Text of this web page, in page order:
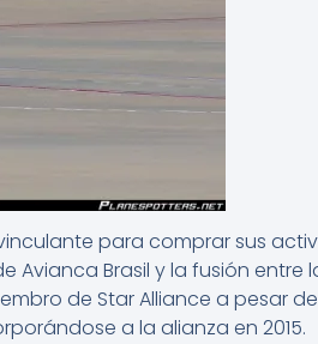
para comprar sus
Avianca Brasil y la fusión entre
de Star Alliance a pesar
a la alianza en 2015.